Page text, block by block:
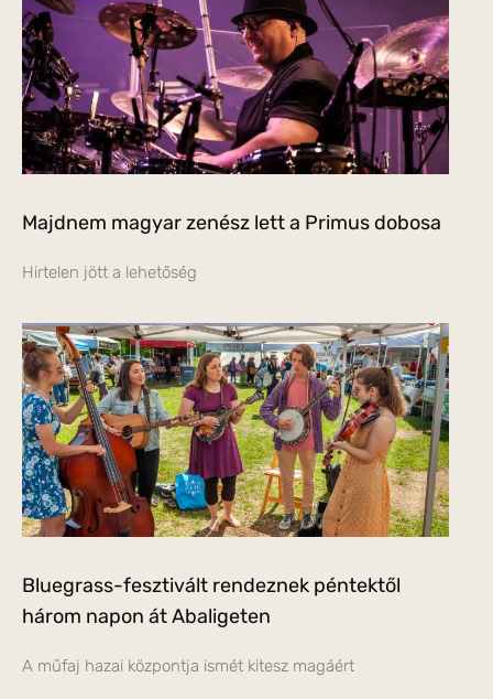
Majdnem magyar zenész lett a Primus dobosa
Hirtelen jött a lehetőség
Bluegrass-fesztivált rendeznek péntektől
három napon át Abaligeten
A műfaj hazai központja ismét kitesz magáért